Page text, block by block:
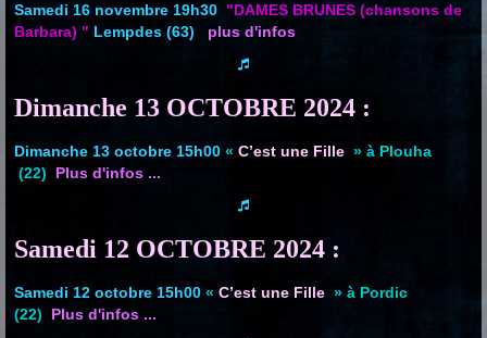
Samedi 16 novembre 19h30 "DAMES BRUNES (chansons de
Barbara) " Lempdes (63) plus d'infos
Dimanche 13 OCTOBRE 2024 :
Dimanche 13 octobre 15h00 « C’est une Fille » à Plouha
(22)
Plus d'infos ...
Samedi 12 OCTOBRE 2024 :
Samedi 12 octobre 15h00 « C’est une Fille » à Pordic
(22)
Plus d'infos ...